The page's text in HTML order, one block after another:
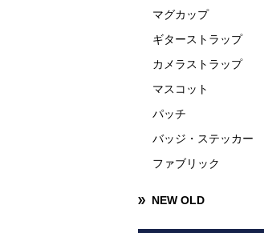
マグカップ
ギターストラップ
カメラストラップ
マスコット
パッチ
バッジ・ステッカー
ファブリック
NEW OLD